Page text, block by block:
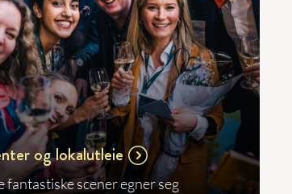
og lokalutleie
fantastiske scener egner seg